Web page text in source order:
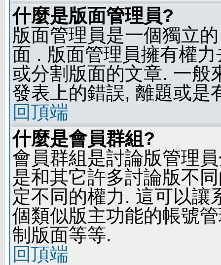
什麼是版面管理員?
版面管理員是一個獨立
面 . 版面管理員擁有權
或分割版面的文章. 一般
發表上的錯誤, 離題或是
回頂端
什麼是會員群組?
會員群組是討論版管理
是和其它許多討論版不
定不同的權力. 這可以讓
個類似版主功能的帳號
制版面等等.
回頂端